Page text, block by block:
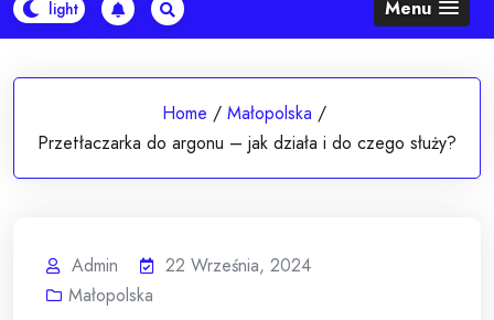
Menu
Home / Małopolska /
Przetłaczarka do argonu – jak działa i do czego służy?
Admin
22 Września, 2024
Małopolska